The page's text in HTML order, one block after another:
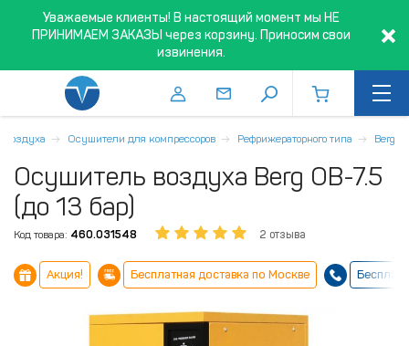
Уважаемые клиенты! В настоящий момент мы НЕ
ПРИНИМАЕМ ЗАКАЗЫ через корзину. Приносим свои
извинения.
воздуха Осушители для компрессоров Рефрижераторного типа Berg
Осушитель воздуха Berg ОВ-7.5
(до 13 бар)
Код товара: 460.031548 2 отзыва
Акция! Бесплатная доставка по Москве